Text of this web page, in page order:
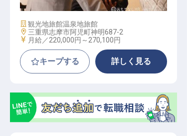
施設業態
観光地旅館温泉地旅館
勤務地
三重県志摩市阿児町神明687-2
給与
月給／220,000円～ 270,100円
キープする 詳しく見る